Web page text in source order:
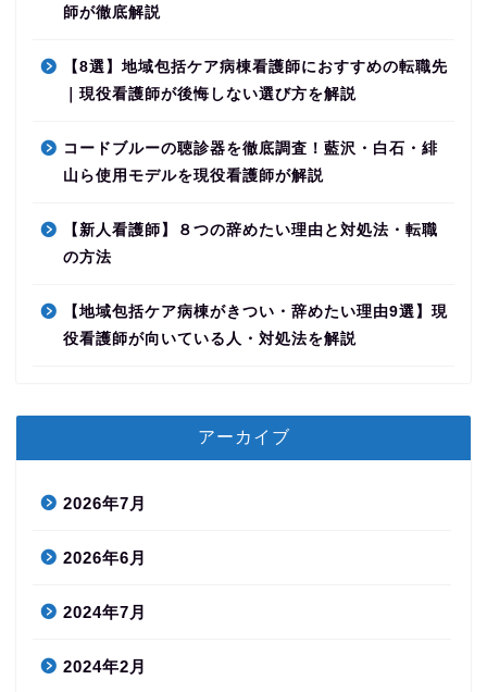
師が徹底解説
【8選】地域包括ケア病棟看護師におすすめの転職先
｜現役看護師が後悔しない選び方を解説
コードブルーの聴診器を徹底調査！藍沢・白石・緋
山ら使用モデルを現役看護師が解説
【新人看護師】８つの辞めたい理由と対処法・転職
の方法
【地域包括ケア病棟がきつい・辞めたい理由9選】現
役看護師が向いている人・対処法を解説
アーカイブ
2026年7月
2026年6月
2024年7月
2024年2月